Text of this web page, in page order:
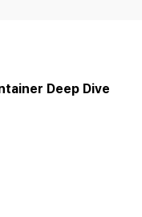
Deep Dive